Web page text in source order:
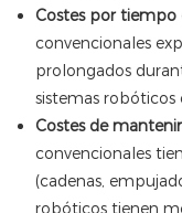
Costes por tiempo
convencionales
prolongados
sistemas
Costes de
convencionales
(cadenas,
robóticos tienen